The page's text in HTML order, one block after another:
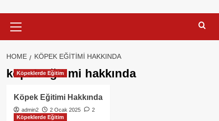
Menu
HOME KÖPEK EĞITIMI HAKKINDA
köpek eğitimi hakkında
Köpeklerde Eğitim
Köpek Eğitimi Hakkında
admin2 2 Ocak 2025
2
Köpeklerde Eğitim